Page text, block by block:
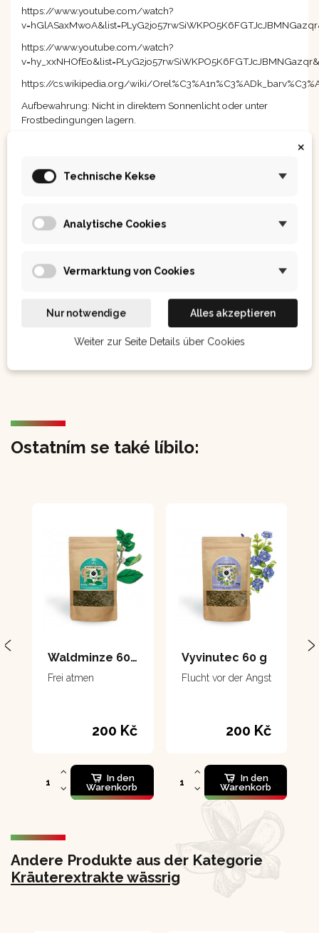
https://www.youtube.com/watch?
https://www.youtube.com/watch?
https://cs.wikipedia.org/wiki/
Aufbewahrung: Nicht in direktem Sonnenlicht oder unter
Frostbedingungen lagern.
bestimmt, eine abwechslungsreiche Ernährung zu ersetzen.
Nicht geeignet für Kinder unter 3 Jahren, schwangere und
aussetzen. Mögliche Überempfindlichkeit gegenüber den
Nahrungsergänzungsmittel
Hergestellt in der Tschechischen Republik
Ostatním se také líbilo:
Waldminze 60 g
Frei atmen
200 Kč
In den
Warenkorb
Vyvinutec 60 g
Flucht vor der Angst
200 Kč
In den
Warenkorb
Andere Produkte aus der Kategorie
Kräuterextrakte wässrig
×
Technische Kekse
Analytische Cookies
Vermarktung von Cookies
Nur notwendige Alles akzeptieren
Weiter zur Seite Details über Cookies